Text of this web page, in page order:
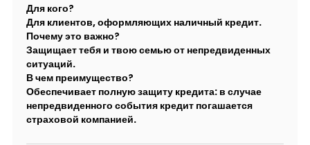
Для кого?
Для клиентов, оформляющих наличный кредит.
Почему это важно?
Защищает тебя и твою семью от непредвиденных
ситуаций.
В чем преимущество?
Обеспечивает полную защиту кредита: в случае
непредвиденного события кредит погашается
страховой компанией.